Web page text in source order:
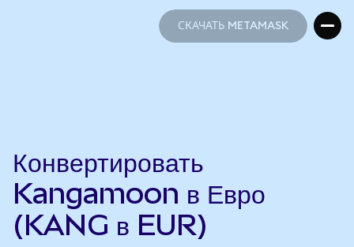
СКАЧАТЬ METAMASK
Конвертировать
Kangamoon в Евро
(KANG в EUR)